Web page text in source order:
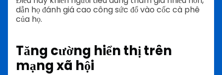
dẫn họ đánh giá cao công sức đổ vào cốc cà phê
của họ.
Tăng cường hiển thị trên
mạng xã hội